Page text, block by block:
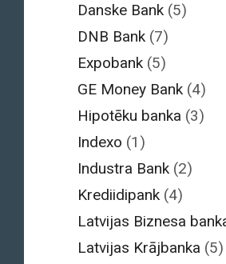
Danske Bank (5)
DNB Bank (7)
Expobank (5)
GE Money Bank (4)
Hipotēku banka (3)
Indexo (1)
Industra Bank (2)
Krediidipank (4)
Latvijas Biznesa
Latvijas Krājbanka (5)